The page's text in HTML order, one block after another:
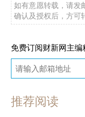
如有意愿转载，请发
确认及授权后，方可
免费订阅财新网主编
推荐阅读